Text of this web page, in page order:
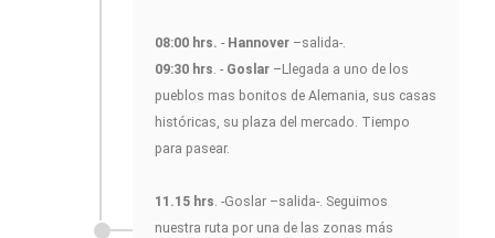
08:00 hrs. - Hannover –salida-.
09:30 hrs. - Goslar –Llegada a uno de los
pueblos mas bonitos de Alemania, sus casas
históricas, su plaza del mercado. Tiempo
para pasear.
11.15 hrs. -Goslar –salida-. Seguimos
nuestra ruta por una de las zonas más